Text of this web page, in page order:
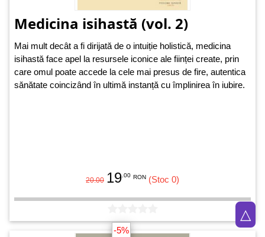
Medicina isihastă (vol. 2)
Mai mult decât a fi dirijată de o intuiție holistică, medicina
isihastă face apel la resursele iconice ale ființei create, prin
care omul poate accede la cele mai presus de fire, autentica
sănătate coincizând în ultimă instanță cu împlinirea în iubire.
20.00 19 .00 RON (Stoc 0)
-5%
△